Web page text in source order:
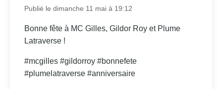
Publié le dimanche 11 mai à 19:12
Bonne fête à MC Gilles, Gildor Roy et Plume
Latraverse !
#mcgilles #gildorroy #bonnefete
#plumelatraverse #anniversaire